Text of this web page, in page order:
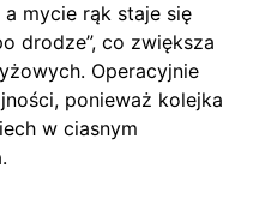
a mycie rąk staje się
drodze”, co zwiększa
Operacyjnie
ponieważ kolejka
w ciasnym